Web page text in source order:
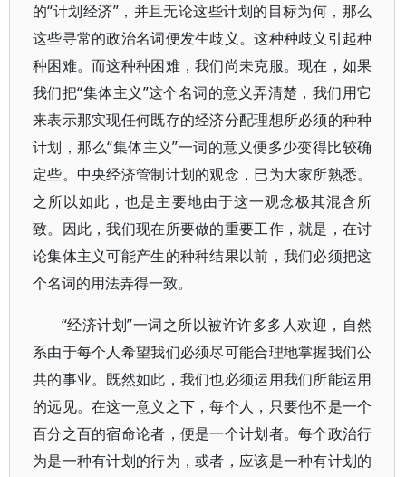
的“计划经济”，并且无论这些计划的目标为何，那么
这些寻常的政治名词便发生歧义。这种种歧义引起种
种困难。而这种种困难，我们尚未克服。现在，如果
我们把“集体主义”这个名词的意义弄清楚，我们用它
来表示那实现任何既存的经济分配理想所必须的种种
计划，那么“集体主义”一词的意义便多少变得比较确
定些。中央经济管制计划的观念，已为大家所熟悉。
之所以如此，也是主要地由于这一观念极其混含所
致。因此，我们现在所要做的重要工作，就是，在讨
论集体主义可能产生的种种结果以前，我们必须把这
个名词的用法弄得一致。
“经济计划”一词之所以被许许多多人欢迎，自然
系由于每个人希望我们必须尽可能合理地掌握我们公
共的事业。既然如此，我们也必须运用我们所能运用
的远见。在这一意义之下，每个人，只要他不是一个
百分之百的宿命论者，便是一个计划者。每个政治行
为是一种有计划的行为，或者，应该是一种有计划的